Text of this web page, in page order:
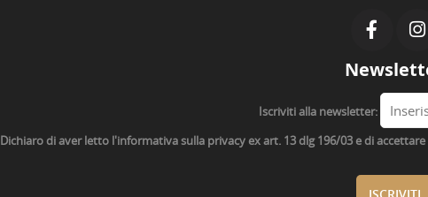
Iscriviti alla newsletter:
Dichiaro di aver letto l'informativa sulla privacy ex art. 13 dlg 196/03 e di